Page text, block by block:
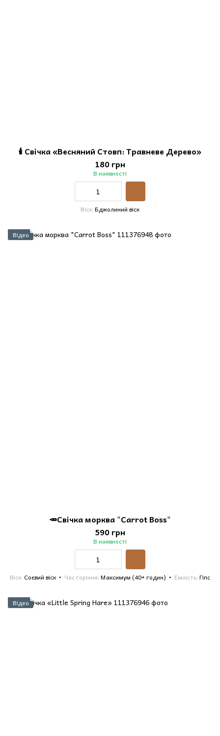
🕯️ Свічка «Весняний Стовп: Травневе Дерево»
180 грн
В наявності
Віск Бджолиний віск
Відео
🥕Свічка морква "Carrot Boss"
590 грн
В наявності
Віск Соєвий віск Час горіння Максимум (40+ годин) Емність Гіпс
Відео